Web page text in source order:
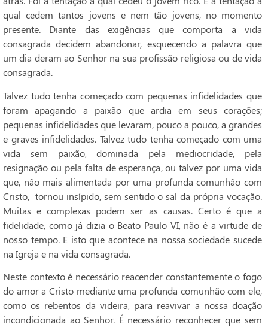
qual cedem tantos jovens e nem tão jovens, no momento
presente. Diante das exigências que comporta a vida
consagrada decidem abandonar, esquecendo a palavra que
um dia deram ao Senhor na sua profissão religiosa ou de vida
consagrada.
Talvez tudo tenha começado com pequenas infidelidades que
foram apagando a paixão que ardia em seus corações;
pequenas infidelidades que levaram, pouco a pouco, a grandes
e graves infidelidades. Talvez tudo tenha começado com uma
vida sem paixão, dominada pela mediocridade, pela
resignação ou pela falta de esperança, ou talvez por uma vida
que, não mais alimentada por uma profunda comunhão com
Cristo, tornou insípido, sem sentido o sal da própria vocação.
Muitas e complexas podem ser as causas. Certo é que a
fidelidade, como já dizia o Beato Paulo VI, não é a virtude de
nosso tempo. E isto que acontece na nossa sociedade sucede
na Igreja e na vida consagrada.
Neste contexto é necessário reacender constantemente o fogo
do amor a Cristo mediante uma profunda comunhão com ele,
como os rebentos da videira, para reavivar a nossa doação
incondicionada ao Senhor. É necessário reconhecer que sem